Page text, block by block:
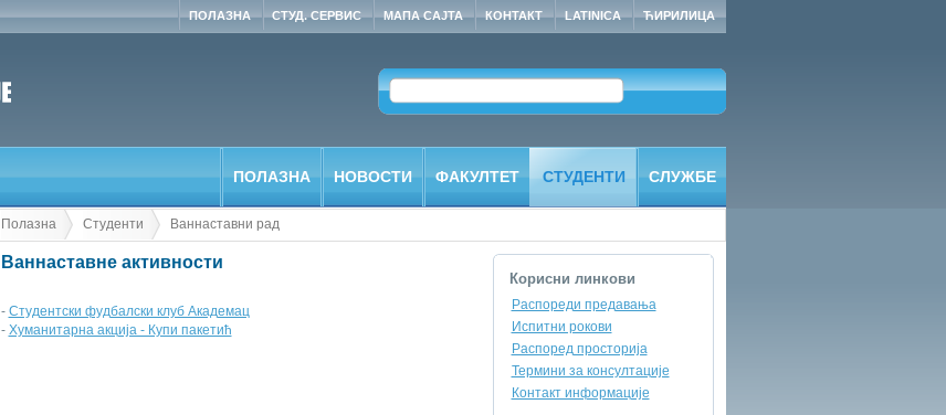
ЋИРИЛИЦА
LATINICA
КОНТАКТ
МАПА САЈТА
СТУД. СЕРВИС
ПОЛАЗНА
ПОЛАЗНА НОВОСТИ ФАКУЛТЕТ СТУДЕНТИ СЛУЖБЕ
Полазна Студенти Ваннаставни рад
Ваннаставне активности
- Студентски фудбалски клуб Академац
- Хуманитарна акција - Купи пакетић
Корисни линкови
Распореди предавања
Испитни рокови
Распоред просторија
Термини за консултације
Контакт информације